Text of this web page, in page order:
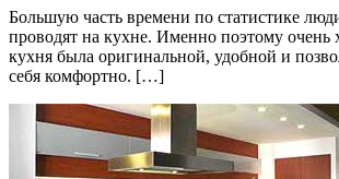
Большую часть времени по статистике
проводят на кухне. Именно поэтому очень
кухня была оригинальной, удобной и
себя комфортно. […]